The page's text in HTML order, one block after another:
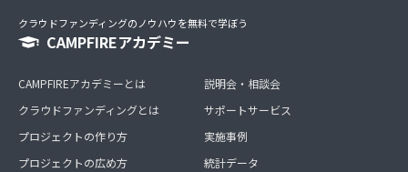
クラウドファンディングのノウハウを無料で学ぼう
CAMPFIREアカデミー
CAMPFIREアカデミーとは
クラウドファンディングとは
プロジェクトの作り方
プロジェクトの広め方
説明会・相談会
サポートサービス
実施事例
統計データ